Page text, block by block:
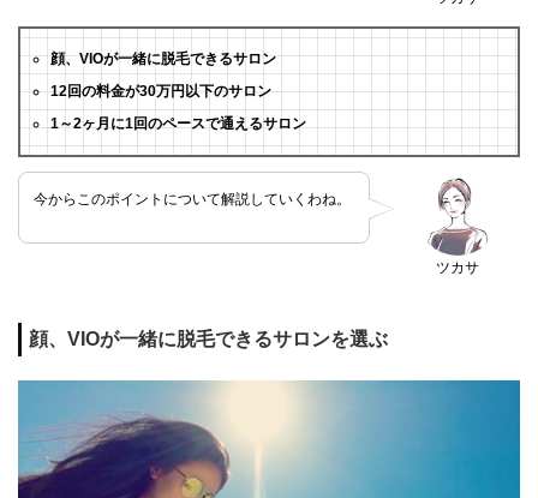
顔、VIOが一緒に脱毛できるサロン
12回の料金が30万円以下のサロン
1～2ヶ月に1回のペースで通えるサロン
ツカサ
今からこのポイントについて解説していくわね。
顔、VIOが一緒に脱毛できるサロンを選ぶ